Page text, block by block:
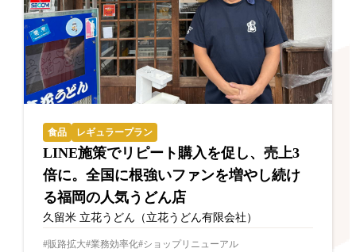
食品 レギュラープラン
LINE施策でリピート購入を促し、売上3
倍に。全国に根強いファンを増やし続け
る福岡の人気うどん店
久留米 立花うどん（立花うどん有限会社）
販路拡大 業務効率化 ショップリニューアル